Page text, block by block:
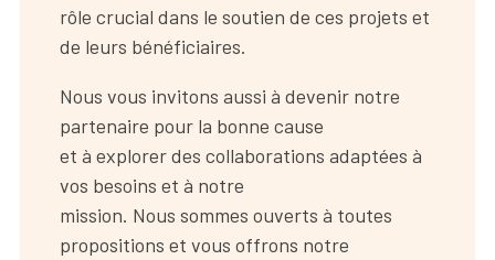
rôle crucial dans le soutien de ces projets et
de leurs bénéficiaires.
Nous vous invitons aussi à devenir notre
partenaire pour la bonne cause
et à explorer des collaborations adaptées à
vos besoins et à notre
mission. Nous sommes ouverts à toutes
propositions et vous offrons notre